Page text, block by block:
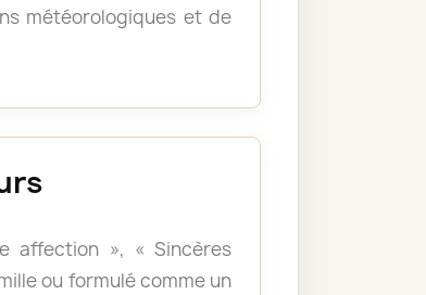
météorologiques et de
affection », « Sincères
ou formulé comme un